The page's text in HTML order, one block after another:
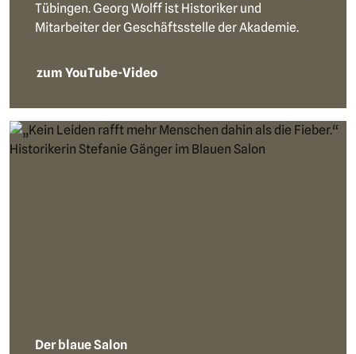
Tübingen. Georg Wolff ist Historiker und
Mitarbeiter der Geschäftsstelle der Akademie.
zum YouTube-Video
Der blaue Salon